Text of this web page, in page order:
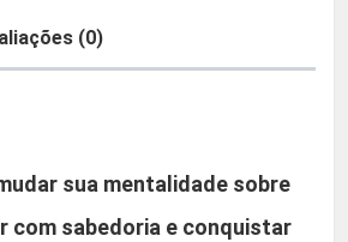
9 (0)
sua mentalidade sobre
com sabedoria e conquistar